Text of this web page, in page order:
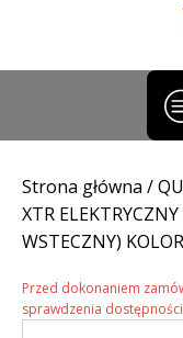
Strona główna /
XTR
WSTECZNY)
Przed dokonaniem
sprawdzenia